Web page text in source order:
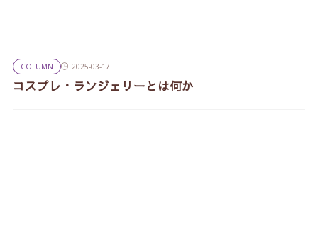
COLUMN 2025-03-17
コスプレ・ランジェリーとは何か